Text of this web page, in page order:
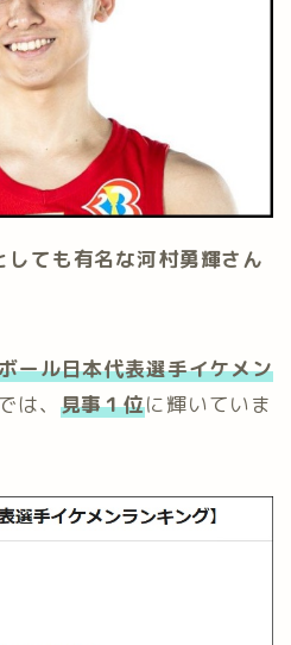
しても有名な河村勇輝さん
ール日本代表選手イケメン
は、 見事１位に輝いていま